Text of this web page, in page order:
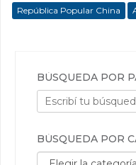
República Popular China
BÚSQUEDA POR
BÚSQUEDA POR
Búsqueda por